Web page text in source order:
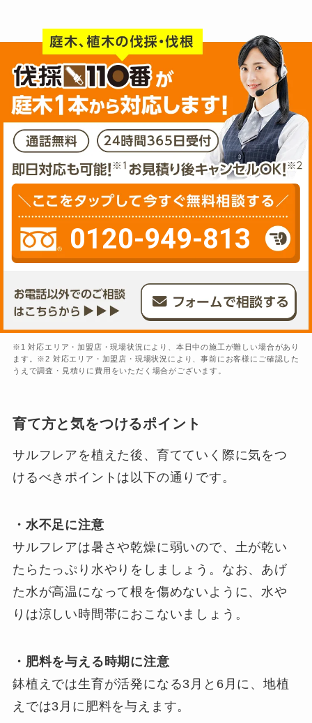
0120-949-813
※1 対応エリア・加盟店・現場状況により、本日中の施工が難しい場合があり
ます。※2 対応エリア・加盟店・現場状況により、事前にお客様にご確認した
うえで調査・見積りに費用をいただく場合がございます。
育て方と気をつけるポイント
サルフレアを植えた後、育てていく際に気をつ
けるべきポイントは以下の通りです。
・水不足に注意
サルフレアは暑さや乾燥に弱いので、土が乾い
たらたっぷり水やりをしましょう。なお、あげ
た水が高温になって根を傷めないように、水や
りは涼しい時間帯におこないましょう。
・肥料を与える時期に注意
鉢植えでは生育が活発になる3月と6月に、地植
えでは3月に肥料を与えます。